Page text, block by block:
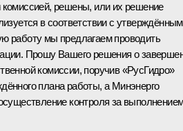
комиссией, решены, или их решение
в соответствии с утверждённым
работу мы предлагаем проводить
Прошу Вашего решения о
комиссии, поручив «РусГидро»
плана работы, а Минэнерго
контроля за